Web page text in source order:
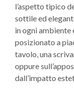
l’aspetto tipico
sottile ed
in ogni ambiente
posizionato a
tavolo, una
oppure
dall’impatto